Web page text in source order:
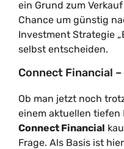
ein Grund zum
Chance um günstig
Investment Strategie
selbst entscheiden.
Connect Financial
Ob man jetzt noch
einem aktuellen tiefen
Connect Financial
Frage. Als Basis ist